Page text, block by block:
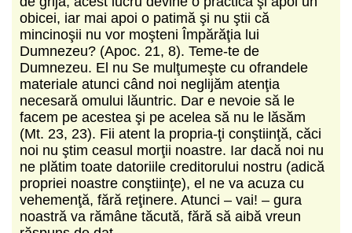
obicei, iar mai apoi o patimă şi nu ştii că
mincinoşii nu vor moşteni Împărăţia lui
Dumnezeu? (Apoc. 21, 8). Teme-te de
Dumnezeu. El nu Se mulţumeşte cu ofrandele
materiale atunci când noi neglijăm atenţia
necesară omului lăuntric. Dar e nevoie să le
facem pe acestea şi pe acelea să nu le lăsăm
(Mt. 23, 23). Fii atent la propria-ţi conştiinţă, căci
noi nu ştim ceasul morţii noastre. Iar dacă noi nu
ne plătim toate datoriile creditorului nostru (adică
propriei noastre conştiinţe), el ne va acuza cu
vehemenţă, fără reţinere. Atunci – vai! – gura
noastră va rămâne tăcută, fără să aibă vreun